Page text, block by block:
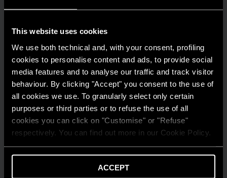
This website uses cookies
We use both technical and, with your consent, profiling
cookies to personalise content and ads, to provide social
media features and to analyse our traffic and track visitor
behaviour. By clicking "Accept" you consent to the use of
all cookies we use. To granularly select only certain
purposes or third parties or to refuse the use of all
cookies you can click on "Customise" or "Refuse"
respectively. You can find out more in our Cookie Policy.
ACCEPT
casa in un modello di efficienza
LEGGI DI PIÙ